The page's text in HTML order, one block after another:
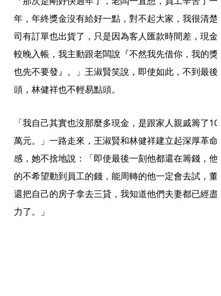
年，年終獎金沒有給好一點，對不起大家，我很清楚
司有訂單也出貨了，只是因為客人匯款時間差，現金
較晚入帳，我主動跟老闆說『不然我先借你，我的獎
也先不要發』。」王淑賢笑說，即使如此，不到最後
頭，林健祥也不輕易點頭。
「我自己其實也沒那麼多現金，是跟家人親戚籌了
萬元。」一路走來，王淑賢和林健祥建立起深厚革命
感，她不捨地說：「即使最後一刻他都還在籌錢，他
的不希望動到員工的錢，能周轉的他一定會去試，董
還把自己的房子拿去三貸，我知道他們夫妻都已經盡
力了。」